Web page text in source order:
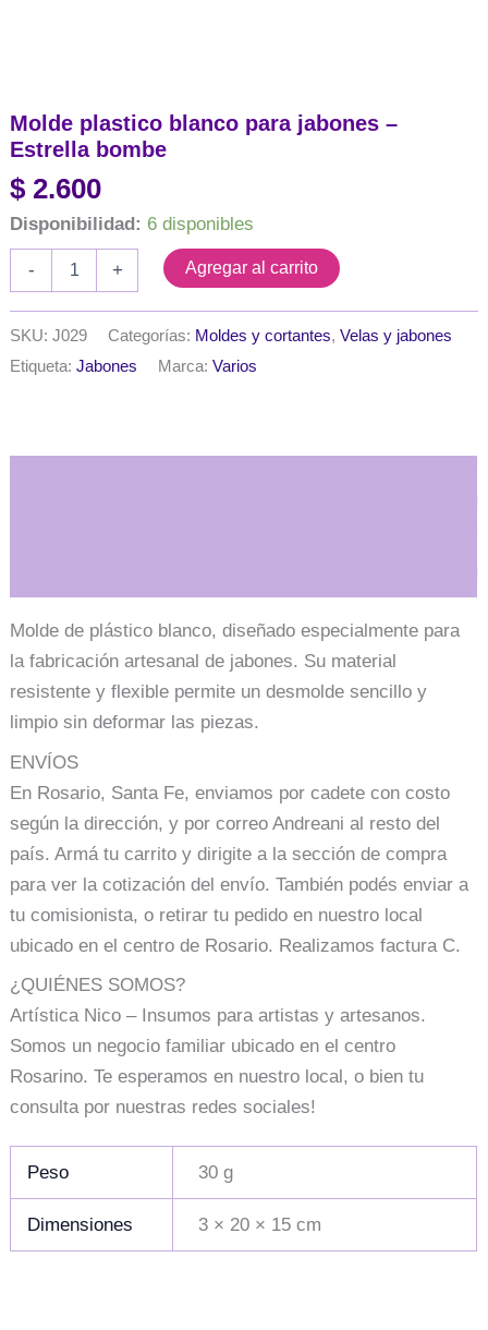
Molde plastico blanco para jabones –
Estrella bombe
$ 2.600
Disponibilidad: 6 disponibles
-
jabones
-
+ Agregar al carrito
SKU:J029 Categorías: Moldes y cortantes,Velas y jabones
Etiqueta:Jabones Marca:Varios
Molde de plástico blanco, diseñado especialmente para
la fabricación artesanal de jabones. Su material
resistente y flexible permite un desmolde sencillo y
limpio sin deformar las piezas.
ENVÍOS
En Rosario, Santa Fe, enviamos por cadete con costo
según la dirección, y por correo Andreani al resto del
país. Armá tu carrito y dirigite a la sección de compra
para ver la cotización del envío. También podés enviar a
tu comisionista, o retirar tu pedido en nuestro local
ubicado en el centro de Rosario. Realizamos factura C.
¿QUIÉNES SOMOS?
Artística Nico – Insumos para artistas y artesanos.
Somos un negocio familiar ubicado en el centro
Rosarino. Te esperamos en nuestro local, o bien tu
consulta por nuestras redes sociales!
Peso 30 g
Dimensiones 3 × 20 × 15 cm